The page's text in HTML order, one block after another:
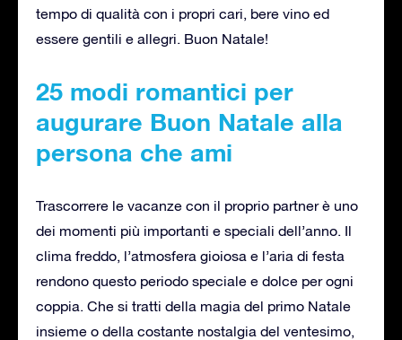
tempo di qualità con i propri cari, bere vino ed
essere gentili e allegri. Buon Natale!
25 modi romantici per
augurare Buon Natale alla
persona che ami
Trascorrere le vacanze con il proprio partner è uno
dei momenti più importanti e speciali dell’anno. Il
clima freddo, l’atmosfera gioiosa e l’aria di festa
rendono questo periodo speciale e dolce per ogni
coppia. Che si tratti della magia del primo Natale
insieme o della costante nostalgia del ventesimo,